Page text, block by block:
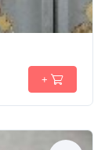
+